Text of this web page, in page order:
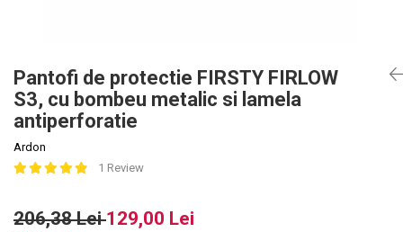
Pelerine de ploaie
Sepci
Tricouri clasice
Tricouri polo
Veste de lucru
Bluze / Hanorace / Camasi
Accesorii
Casti profesionale
Pantofi de protectie FIRSTY FIRLOW
S3, cu bombeu metalic si lamela
antiperforatie
Ardon
1 Review
206,38 Lei129,00 Lei